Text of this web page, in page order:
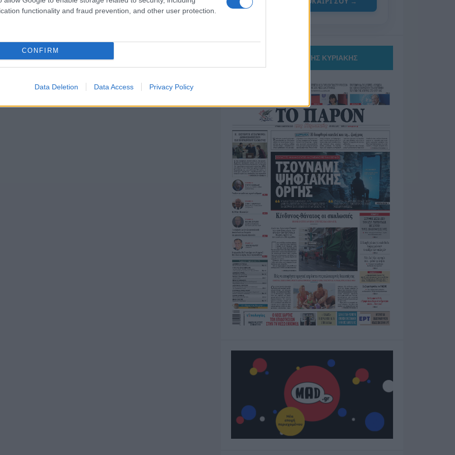
functionality and fraud prevention, and other user protection.
CONFIRM
Data Deletion Data Access Privacy Policy
ΤΟ ΠΑΡΟΝ ΤΗΣ ΚΥΡΙΑΚΗΣ